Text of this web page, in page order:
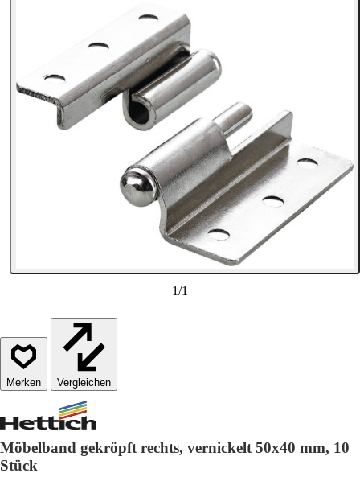
1/1
Vergleichen
Möbelband gekröpft rechts, vernickelt 50x40 mm, 10
Stück